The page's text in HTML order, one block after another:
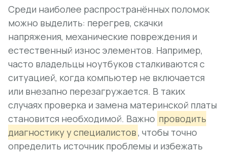
Среди наиболее распространённых поломок
можно выделить: перегрев, скачки
напряжения, механические повреждения и
естественный износ элементов. Например,
часто владельцы ноутбуков сталкиваются с
ситуацией, когда компьютер не включается
или внезапно перезагружается. В таких
случаях проверка и замена материнской платы
становится необходимой. Важно проводить
диагностику у специалистов, чтобы точно
определить источник проблемы и избежать